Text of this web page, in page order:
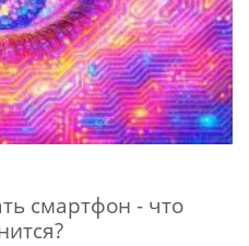
смартфон - что